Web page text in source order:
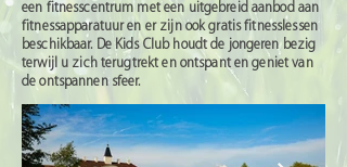
een fitnesscentrum met een uitgebreid aanbod aan
fitnessapparatuur en er zijn ook gratis fitnesslessen
beschikbaar. De Kids Club houdt de jongeren bezig
terwijl u zich terugtrekt en ontspant en geniet van
de ontspannen sfeer.